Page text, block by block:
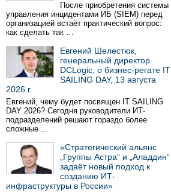
После приобретения системы
управления инцидентами ИБ (SIEM) перед
организацией встаёт практический вопрос:
как сделать так …
Евгений Шелестюк,
генеральный директор
DCLogic, о бизнес-регате IT
SAILING DAY, 13 августа
2026 г.
Евгений, чему будет посвящен IT SAILING
DAY 2026? Сегодня руководители ИТ-
подразделений решают гораздо более
сложные …
«Стратегический альянс
„Группы Астра“ и „Аладдин“
задаёт новый подход к
созданию ИТ-
инфраструктуры в России»